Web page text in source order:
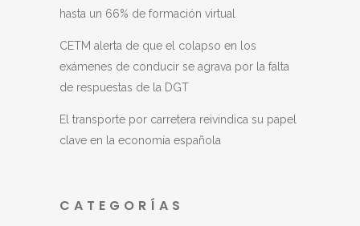
hasta un 66% de formación virtual
CETM alerta de que el colapso en los
exámenes de conducir se agrava por la falta
de respuestas de la DGT
El transporte por carretera reivindica su papel
clave en la economía española
CATEGORÍAS